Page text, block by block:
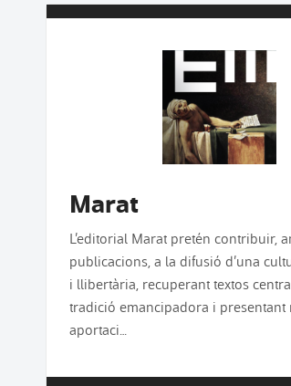
Marat
L’editorial Marat pretén contribuir,
publicacions, a la difusió d’una
i llibertària, recuperant textos
tradició emancipadora i presentant
aportaci…